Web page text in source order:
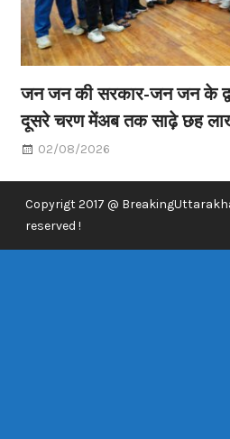
जन जन की सरकार-जन जन के
दूसरे चरण मेंअब तक साढ़े छह लाख
02/08/2026
Copyrigt 2017 @
reserved !